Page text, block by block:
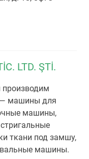
LTD. ŞTİ.
машины для
машины,
ткани под замшу,
машины.